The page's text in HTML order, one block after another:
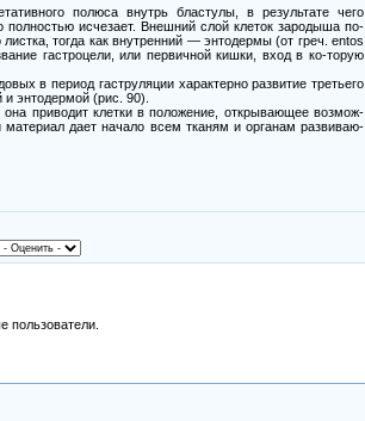
полюса внутрь бластулы, в результате чего
полностью исчезает. Внешний слой клеток зародыша по-
тогда как внутренний — энтодермы (от греч. entos
гастроцели, или первичной кишки, вход в ко-торую
в период гаструляции характерно развитие третьего
энтодермой (рис. 90).
приводит клетки в положение, открывающее возмож-
дает начало всем тканям и органам развиваю-
пользователи.